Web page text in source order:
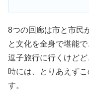
8つの回廊は市と市民
と文化を全身で堪能
逗子旅行に行くけど
時には、とりあえず
す。